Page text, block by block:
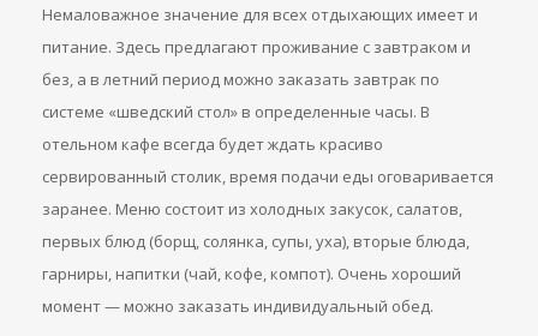
Немаловажное значение для всех отдыхающих имеет и
питание. Здесь предлагают проживание с завтраком и
без, а в летний период можно заказать завтрак по
системе «шведский стол» в определенные часы. В
отельном кафе всегда будет ждать красиво
сервированный столик, время подачи еды оговаривается
заранее. Меню состоит из холодных закусок, салатов,
первых блюд (борщ, солянка, супы, уха), вторые блюда,
гарниры, напитки (чай, кофе, компот). Очень хороший
момент — можно заказать индивидуальный обед.